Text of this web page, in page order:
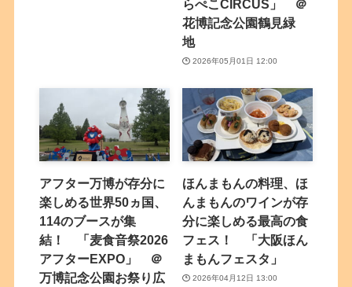
らぺこCIRCUS」 ＠
花博記念公園鶴見緑
地
2026年05月01日 12:00
アフター万博が存分に
楽しめる世界50ヵ国、
114のブースが集
結！ 「麦食音祭2026
アフターEXPO」 ＠
万博記念公園お祭り広
ほんまもんの料理、ほ
んまもんのワインが存
分に楽しめる最高の食
フェス！ 「大阪ほん
まもんフェスタ」
2026年04月12日 13:00